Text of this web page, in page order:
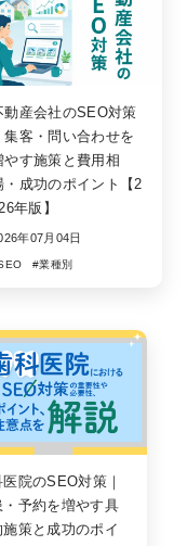
動産会社のSEO対策
集客・問い合わせを
やす施策と費用相
・成功のポイント【2
年版】
年07月04日
#業種別
院のSEO対策｜
・予約を増やす具
施策と成功のポイ